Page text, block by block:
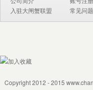
入驻大闸蟹联盟
常见问题
Copyright 2012 - 2015